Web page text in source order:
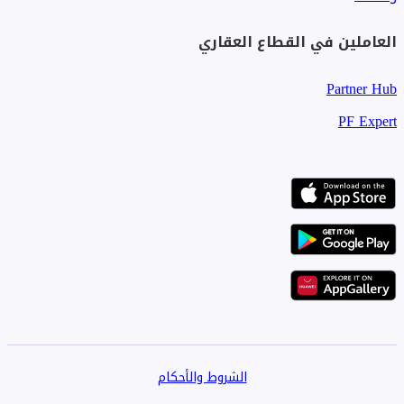
العاملين في القطاع العقاري
Partner Hub
PF Expert
الشروط والأحكام